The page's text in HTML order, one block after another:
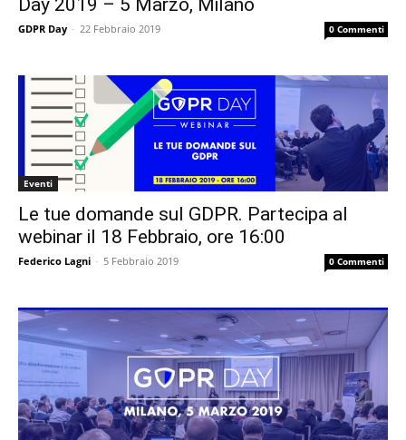
Day 2019 – 5 Marzo, Milano
GDPR Day - 22 Febbraio 2019 0 Commenti
Eventi
Le tue domande sul GDPR. Partecipa al
webinar il 18 Febbraio, ore 16:00
Federico Lagni - 5 Febbraio 2019 0 Commenti